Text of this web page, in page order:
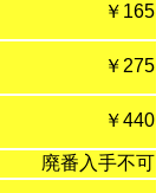
￥165
￥275
￥440
廃番入手不可